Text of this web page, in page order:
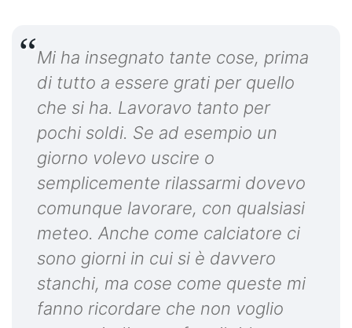
Mi ha insegnato tante cose, prima
di tutto a essere grati per quello
che si ha. Lavoravo tanto per
pochi soldi. Se ad esempio un
giorno volevo uscire o
semplicemente rilassarmi dovevo
comunque lavorare, con qualsiasi
meteo. Anche come calciatore ci
sono giorni in cui si è davvero
stanchi, ma cose come queste mi
fanno ricordare che non voglio